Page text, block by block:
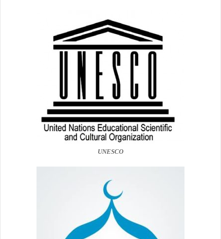
UNESCO